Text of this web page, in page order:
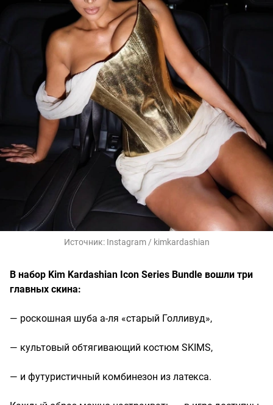
Источник: Instagram / kimkardashian
В набор Kim Kardashian Icon Series Bundle вошли три
главных скина:
— роскошная шуба а-ля «старый Голливуд»,
— культовый обтягивающий костюм SKIMS,
— и футуристичный комбинезон из латекса.